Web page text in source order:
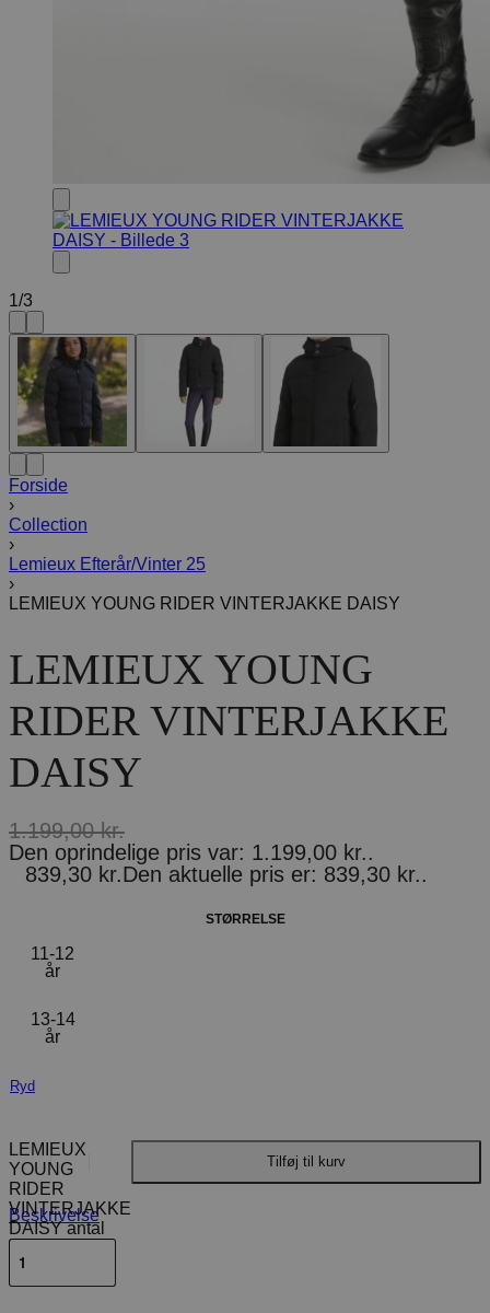
1/3
Forside
›
Collection
›
Lemieux Efterår/Vinter 25
›
LEMIEUX YOUNG RIDER VINTERJAKKE DAISY
LEMIEUX YOUNG
RIDER VINTERJAKKE
DAISY
1.199,00kr.
Den oprindelige pris var: 1.199,00 kr..
839,30 kr.Den aktuelle pris er: 839,30 kr..
STØRRELSE
11-12
år
13-14
år
Ryd
LEMIEUX
YOUNG
RIDER
VINTERJAKKE
DAISY antal
Tilføj til kurv
Beskrivelse